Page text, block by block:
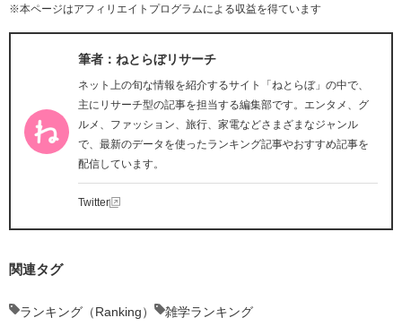
※本ページはアフィリエイトプログラムによる収益を得ています
筆者：ねとらぼリサーチ
ネット上の旬な情報を紹介するサイト「ねとらぼ」の中で、
主にリサーチ型の記事を担当する編集部です。エンタメ、グ
ルメ、ファッション、旅行、家電などさまざまなジャンル
で、最新のデータを使ったランキング記事やおすすめ記事を
配信しています。
Twitter
関連タグ
ランキング（Ranking） 雑学ランキング